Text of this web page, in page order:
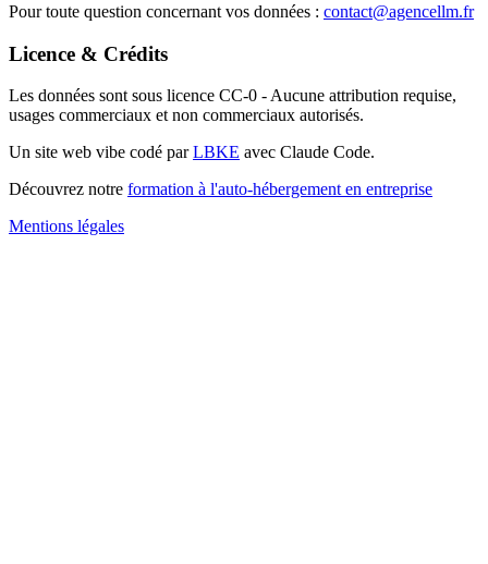
Pour toute question concernant vos données : contact@agencellm.fr
Licence & Crédits
Les données sont sous licence CC-0 - Aucune attribution requise,
usages commerciaux et non commerciaux autorisés.
Un site web vibe codé parLBKE avec Claude Code.
Découvrez notre formation à l'auto-hébergement en entreprise
Mentions légales